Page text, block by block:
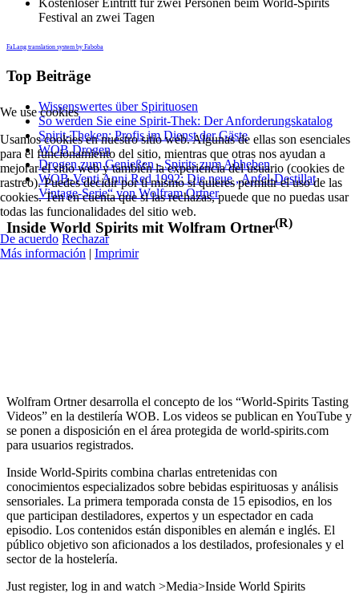
Festival an zwei Tagen
FaLang translation system by Faboba
Top Beiträge
Wissenswertes über Spirituosen
So werden Sie eine Spirit-Thek: Der Anforderungskatalog
Spirit-Theken: Profis im Dienst der Gäste
WOB Drogen
Drogen zum Genießen - Spirits zum Abheben
WOB-Venti Anni Red 1992: Die neue „Apfel-Destillat
Vintage-Serie“ von Wolfram Ortner
Inside World Spirits mit Wolfram Ortner(R)
Wolfram Ortner desarrolla el concepto de los “World-Spirits Tasting
Videos” en la destilería WOB. Los videos se publican en YouTube y
se ponen a disposición en el área protegida de world-spirits.com
para usuarios registrados.
Inside World-Spirits combina charlas entretenidas con
conocimientos especializados sobre bebidas espirituosas y análisis
sensoriales. La primera temporada consta de 15 episodios, en los
que participan destiladores, expertos y un espectador en cada
episodio. Los contenidos están disponibles en alemán e inglés. El
público objetivo son aficionados a los destilados, profesionales y el
sector de la hostelería.
Just register, log in and watch >Media>Inside World Spirits
We use cookies
Usamos cookies en nuestro sitio web. Algunas de ellas son esenciales
para el funcionamiento del sitio, mientras que otras nos ayudan a
mejorar el sitio web y también la experiencia del usuario (cookies de
rastreo). Puedes decidir por ti mismo si quieres permitir el uso de las
cookies. Ten en cuenta que si las rechazas, puede que no puedas usar
todas las funcionalidades del sitio web.
De acuerdo Rechazar
Más información | Imprimir